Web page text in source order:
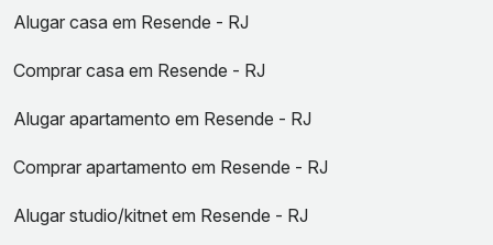
Alugar casa em Resende - RJ
Comprar casa em Resende - RJ
Alugar apartamento em Resende - RJ
Comprar apartamento em Resende - RJ
Alugar studio/kitnet em Resende - RJ